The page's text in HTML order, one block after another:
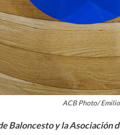
ACB Photo/
Baloncesto y la Asociación